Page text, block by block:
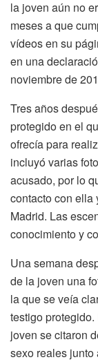
la joven aún no
meses a que
vídeos en su
en una
noviembre de
Tres años
protegido en el
ofrecía para
incluyó varias
acusado, por lo
contacto con ella
Madrid. Las
conocimiento y
Una semana
de la joven una
la que se veía
testigo
joven se citaron
sexo reales junto